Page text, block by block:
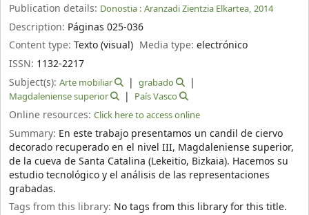
Publication details: Donostia : Aranzadi Zientzia Elkartea, 2014
Description: Páginas 025-036
Content type: Texto (visual) Media type:electrónico
ISSN: 1132-2217
Subject(s): Arte mobiliar
grabado
Magdaleniense superior
País Vasco
Online resources: Click here to access online
Summary: En este trabajo presentamos un candil de ciervo
decorado recuperado en el nivel III, Magdaleniense superior,
de la cueva de Santa Catalina (Lekeitio, Bizkaia). Hacemos su
estudio tecnológico y el análisis de las representaciones
grabadas.
Tags from this library: No tags from this library for this title.